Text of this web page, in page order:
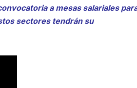
a mesas salariales
sectores tendrán su